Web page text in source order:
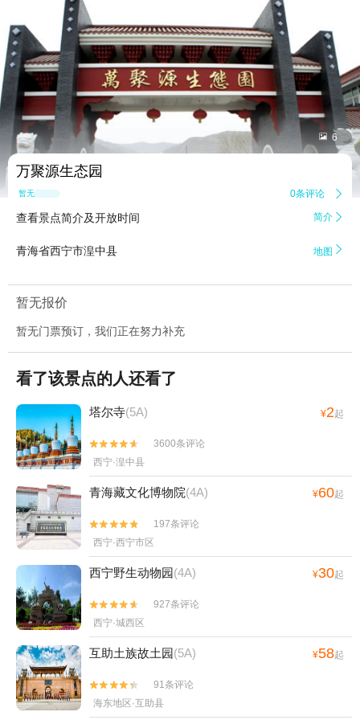
 6
万聚源生态园
暂无点评 0条评论 
查看景点简介及开放时间 简介 
青海省西宁市湟中县 地图 
暂无报价
暂无门票预订，我们正在努力补充
看了该景点的人还看了
塔尔寺(5A) ¥2起


3600条评论
西宁·湟中县
青海藏文化博物院(4A) ¥60起


197条评论
西宁·西宁市区
西宁野生动物园(4A) ¥30起


927条评论
西宁·城西区
互助土族故土园(5A) ¥58起


91条评论
海东地区·互助县